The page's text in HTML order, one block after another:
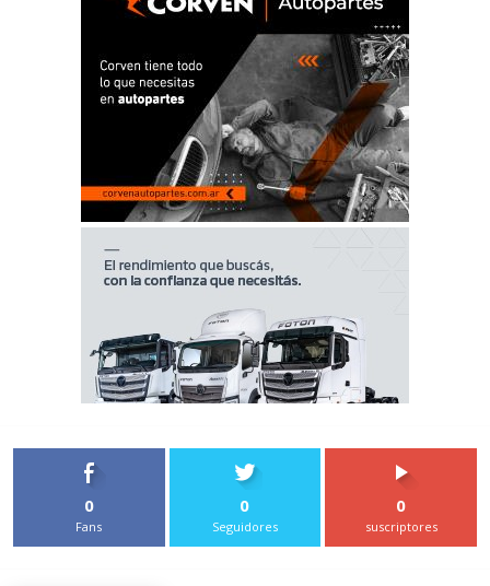
0
Fans
0
Seguidores
0
suscriptores